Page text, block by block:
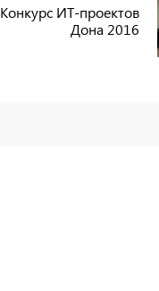
Конкурс ИТ-проектов
Дона 2016